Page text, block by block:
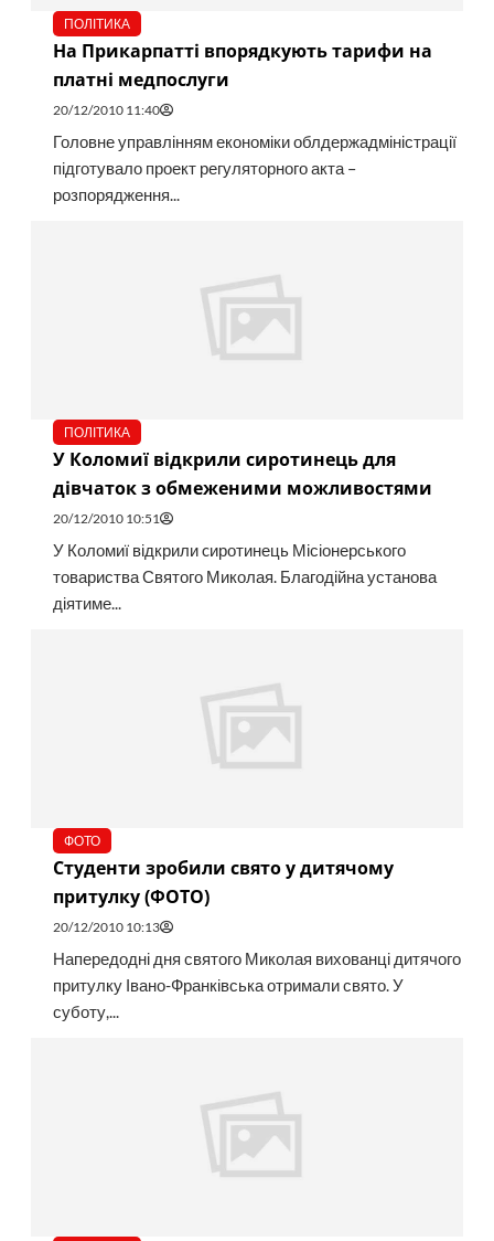
ПОЛІТИКА
На Прикарпатті впорядкують тарифи на
платні медпослуги
20/12/2010 11:40
Головне управлінням економіки облдержадміністрації
підготувало проект регуляторного акта –
розпорядження...
ПОЛІТИКА
У Коломиї відкрили cиротинець для
дівчаток з обмеженими можливостями
20/12/2010 10:51
У Коломиї відкрили cиротинець Місіонерського
товариства Святого Миколая. Благодійна установа
діятиме...
ФОТО
Студенти зробили свято у дитячому
притулку (ФОТО)
20/12/2010 10:13
Напередодні дня святого Миколая вихованці дитячого
притулку Івано-Франківська отримали свято. У
суботу,...